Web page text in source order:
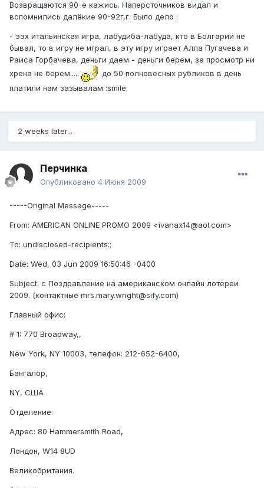
Возвращаются 90-е кажись. Наперсточников видал и
вспомнились далёкие 90-92г.г. Было дело :
- ээх итальянская игра, лабудиба-лабуда, кто в Болгарии не
бывал, то в игру не играл, в эту игру играет Алла Пугачева и
Раиса Горбачева, деньги даем - деньги берем, за просмотр ни
хрена не берем.....
до 50 полновесных рубликов в день
платили нам зазывалам :smile:
2 weeks later...
Перчинка
Опубликовано 4 Июня 2009
-----Original Message-----
From: AMERICAN ONLINE PROMO 2009 <ivanax14@aol.com>
To: undisclosed-recipients:;
Date: Wed, 03 Jun 2009 16:50:46 -0400
Subject: c Поздравление на американском онлайн лотереи
2009. (контактные mrs.mary.wright@sify.com)
Главный офис:
# 1: 770 Broadway,,
New York, NY 10003, телефон: 212-652-6400,
Бангалор,
NY, США
Отделение:
Адрес: 80 Hammersmith Road,
Лондон, W14 8UD
Великобритания.